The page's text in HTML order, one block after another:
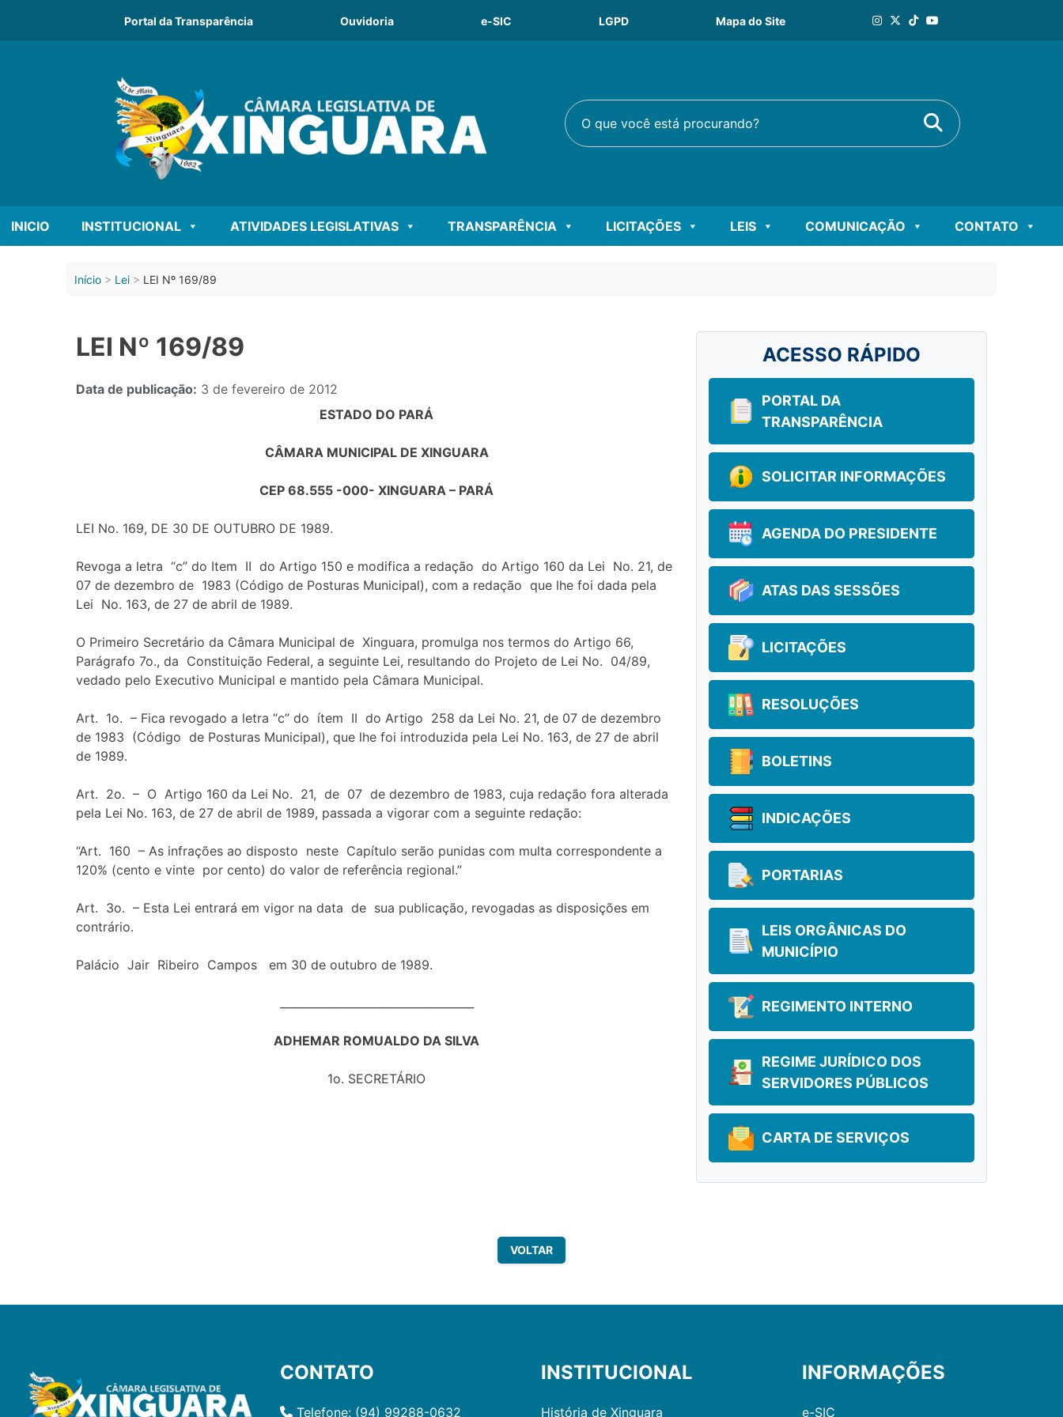
Portal da Transparência Ouvidoria e-SIC LGPD Mapa do Site
O que você está procurando? Buscar
INICIO INSTITUCIONAL ATIVIDADES LEGISLATIVAS TRANSPARÊNCIA LICITAÇÕES LEIS COMUNICAÇÃO CONTATO
Início Lei LEI Nº 169/89
LEI Nº 169/89
Data de publicação: 3 de fevereiro de 2012
ESTADO DO PARÁ
CÂMARA MUNICIPAL DE XINGUARA
CEP 68.555 -000- XINGUARA – PARÁ
LEI No. 169, DE 30 DE OUTUBRO DE 1989.
Revoga a letra “c” do Item II do Artigo 150 e modifica a redação do Artigo 160 da Lei No. 21, de
07 de dezembro de 1983 (Código de Posturas Municipal), com a redação que lhe foi dada pela
Lei No. 163, de 27 de abril de 1989.
O Primeiro Secretário da Câmara Municipal de Xinguara, promulga nos termos do Artigo 66,
Parágrafo 7o., da Constituição Federal, a seguinte Lei, resultando do Projeto de Lei No. 04/89,
vedado pelo Executivo Municipal e mantido pela Câmara Municipal.
Art. 1o. – Fica revogado a letra “c” do ítem II do Artigo 258 da Lei No. 21, de 07 de dezembro
de 1983 (Código de Posturas Municipal), que lhe foi introduzida pela Lei No. 163, de 27 de abril
de 1989.
Art. 2o. – O Artigo 160 da Lei No. 21, de 07 de dezembro de 1983, cuja redação fora alterada
pela Lei No. 163, de 27 de abril de 1989, passada a vigorar com a seguinte redação:
“Art. 160 – As infrações ao disposto neste Capítulo serão punidas com multa correspondente a
120% (cento e vinte por cento) do valor de referência regional.”
Art. 3o. – Esta Lei entrará em vigor na data de sua publicação, revogadas as disposições em
contrário.
Palácio Jair Ribeiro Campos em 30 de outubro de 1989.
ADHEMAR ROMUALDO DA SILVA
1o. SECRETÁRIO
ACESSO RÁPIDO
PORTAL DA
TRANSPARÊNCIA
SOLICITAR INFORMAÇÕES
AGENDA DO PRESIDENTE
ATAS DAS SESSÕES
LICITAÇÕES
RESOLUÇÕES
BOLETINS
INDICAÇÕES
PORTARIAS
LEIS ORGÂNICAS DO
MUNICÍPIO
REGIMENTO INTERNO
REGIME JURÍDICO DOS
SERVIDORES PÚBLICOS
CARTA DE SERVIÇOS
VOLTAR
CONTATO
Telefone: (94) 99288-0632
INSTITUCIONAL
História de Xinguara
INFORMAÇÕES
e-SIC